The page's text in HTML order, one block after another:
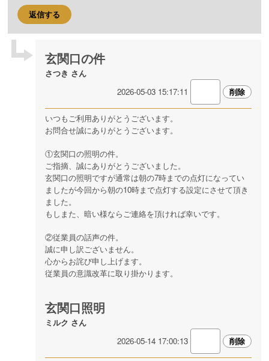
返信する
玄関口の件
さつき さん
2026-05-03 15:17:11
いつもご利用ありがとうございます。
お問合せ誠にありがとうございます。
①玄関口の照明の件。
ご指摘、誠にありがとうございました。
玄関口の照明ですが通常は朝の7時までの点灯になってい
ましたが今回から朝の10時まで点灯する設定にさせて頂き
ました。
もしまた、暗い様ならご連絡を頂ければ幸いです。
②従業員の話声の件。
誠に申し訳ございません。
心からお詫び申し上げます。
従業員の意識改革に取り掛かります。
玄関口照明
ミルク さん
2026-05-14 17:00:13